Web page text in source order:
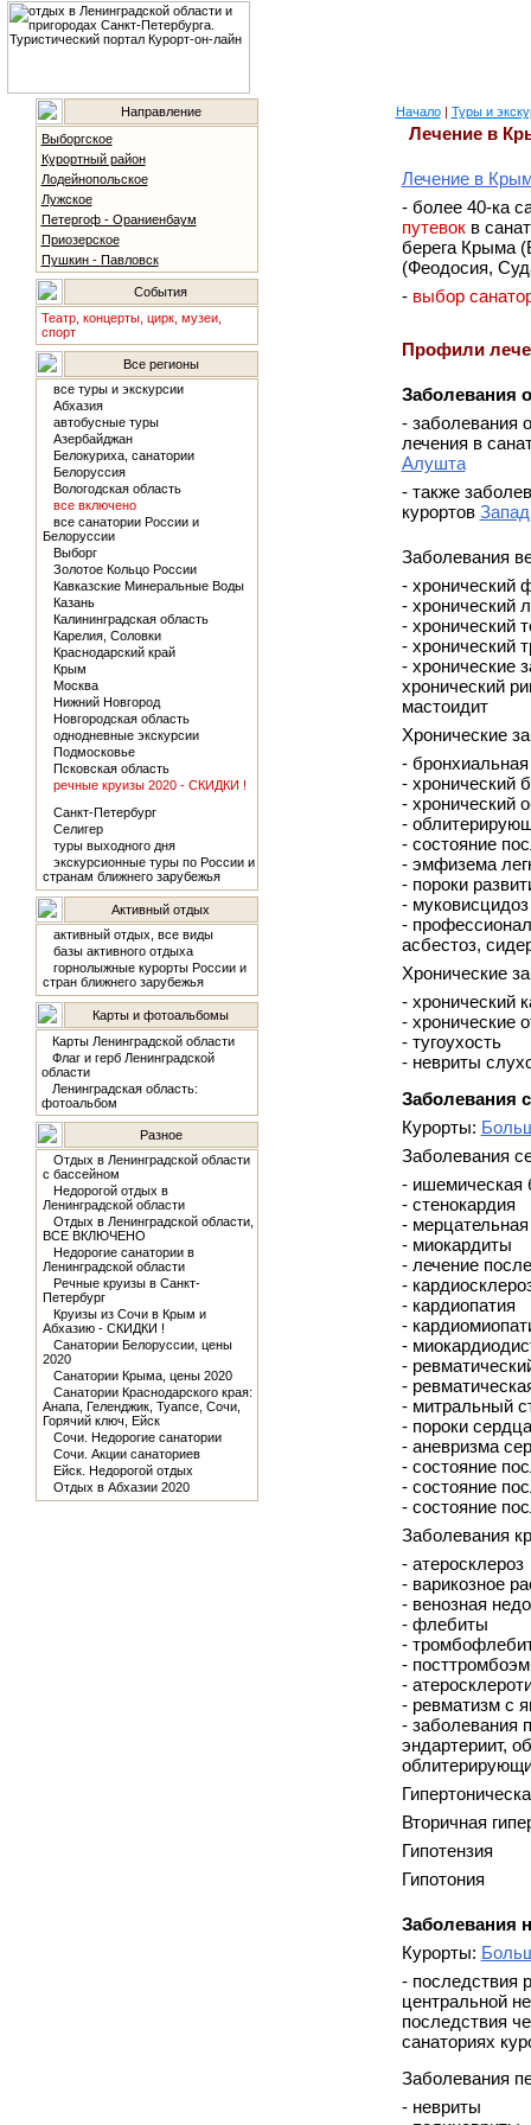
Направление
Выборгское
Курортный район
Лодейнопольское
Лужское
Петергоф - Ораниенбаум
Приозерское
Пушкин - Павловск
События
Театр, концерты, цирк, музеи,
спорт
Все регионы
все туры и экскурсии
Абхазия
автобусные туры
Азербайджан
Белокуриха, санатории
Белоруссия
Вологодская область
все включено
все санатории России и
Белоруссии
Выборг
Золотое Кольцо России
Кавказские Минеральные Воды
Казань
Калининградская область
Карелия, Соловки
Краснодарский край
Крым
Москва
Нижний Новгород
Новгородская область
однодневные экскурсии
Подмосковье
Псковская область
речные круизы 2020 - СКИДКИ !
Санкт-Петербург
Селигер
туры выходного дня
экскурсионные туры по России и
странам ближнего зарубежья
Активный отдых
активный отдых, все виды
базы активного отдыха
горнолыжные курорты России и
стран ближнего зарубежья
Карты и фотоальбомы
Карты Ленинградской области
Флаг и герб Ленинградской
области
Ленинградская область:
фотоальбом
Разное
Отдых в Ленинградской области
с бассейном
Недорогой отдых в
Ленинградской области
Отдых в Ленинградской области,
ВСЕ ВКЛЮЧЕНО
Недорогие санатории в
Ленинградской области
Речные круизы в Санкт-
Петербург
Круизы из Сочи в Крым и
Абхазию - СКИДКИ !
Санатории Белоруссии, цены
2020
Санатории Крыма, цены 2020
Санатории Краснодарского края:
Анапа, Геленджик, Туапсе, Сочи,
Горячий ключ, Ейск
Сочи. Недорогие санатории
Сочи. Акции санаториев
Ейск. Недорогой отдых
Отдых в Абхазии 2020
Начало| Туры и
Лечение в
Лечение в
- более 40-ка
путевокв
берега Крыма
(Феодосия,
- выбор
Профили
Заболевания
- заболевания
лечения в
Алушта
- также
курортов
Заболевания
- хронический
- хронический
- хронический
- хронический
- хронические
хронический
мастоидит
Хронические
-
- хронический
- хронический
-
- состояние
- эмфизема
- пороки
- муковисцидоз
-
асбестоз,
Хронические
- хронический
- хронические
- тугоухость
- невриты
Заболевания
Курорты:
Заболевания
- ишемическая
- стенокардия
-
- миокардиты
- лечение
-
- кардиопатия
-
-
-
-
- митральный
- пороки сердца
- аневризма
- состояние
- состояние
- состояние
Заболевания
- атеросклероз
- варикозное
- венозная
- флебиты
-
-
-
- ревматизм с
- заболевания
эндартериит,
Вторичная
Гипотензия
Гипотония
Заболевания
Курорты:
- последствия
центральной
последствия
санаториях
Заболевания
- невриты